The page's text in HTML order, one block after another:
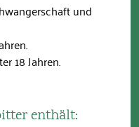
und
18 Jahren.
enthält: